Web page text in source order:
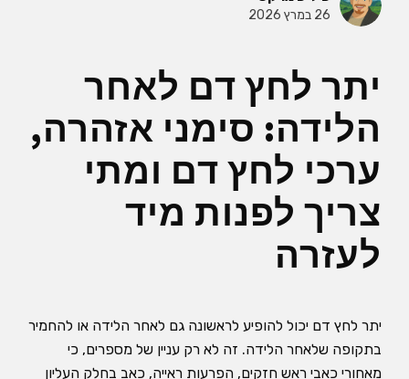
26 במרץ 2026
יתר לחץ דם לאחר
הלידה: סימני אזהרה,
ערכי לחץ דם ומתי
צריך לפנות מיד
לעזרה
יתר לחץ דם יכול להופיע לראשונה גם לאחר הלידה או להחמיר
בתקופה שלאחר הלידה. זה לא רק עניין של מספרים, כי
מאחורי כאבי ראש חזקים, הפרעות ראייה, כאב בחלק העליון